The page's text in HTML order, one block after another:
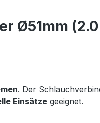
Ø51mm
. Der
Einsätze geeignet.